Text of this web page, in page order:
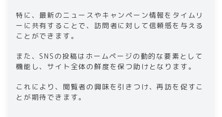
特に、最新のニュースやキャンペーン情報をタイムリ
ーに共有することで、訪問者に対して信頼感を与える
ことができます。
また、SNSの投稿はホームページの動的な要素として
機能し、サイト全体の鮮度を保つ助けとなります。
これにより、閲覧者の興味を引きつけ、再訪を促すこ
とが期待できます。